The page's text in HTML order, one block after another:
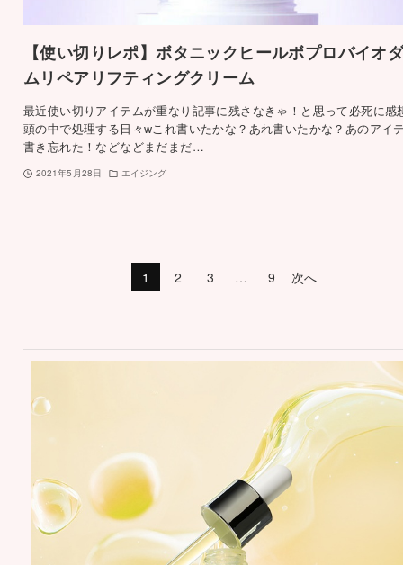
【使い切りレポ】ボタニックヒールボプロバイオ
ムリペアリフティングクリーム
最近使い切りアイテムが重なり記事に残さなきゃ！と思って必死に感
頭の中で処理する日々wこれ書いたかな？あれ書いたかな？あのアイ
書き忘れた！などなどまだまだ…
2021年5月28日 エイジング
1 2 3 … 9 次へ